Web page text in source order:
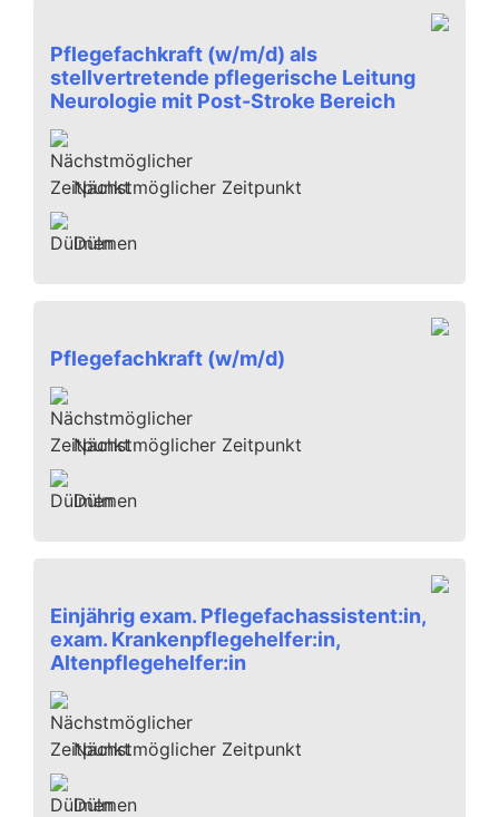
Pflegefachkraft (w/m/d) als
stellvertretende pflegerische Leitung
Neurologie mit Post-Stroke Bereich
Nächstmöglicher Zeitpunkt
Dülmen
Pflegefachkraft (w/m/d)
Nächstmöglicher Zeitpunkt
Dülmen
Einjährig exam. Pflegefachassistent:in,
exam. Krankenpflegehelfer:in,
Altenpflegehelfer:in
Nächstmöglicher Zeitpunkt
Dülmen